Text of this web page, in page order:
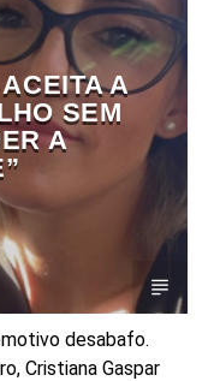
A
SEM
A
desabafo.
Cristiana Gaspar